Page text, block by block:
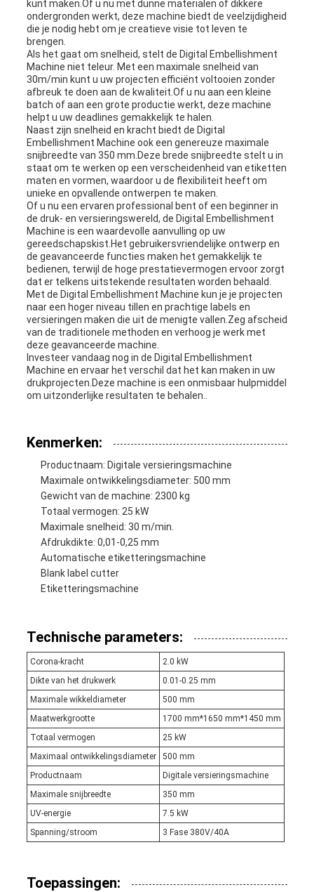
kunt maken.Of u nu met dunne materialen of dikkere
ondergronden werkt, deze machine biedt de veelzijdigheid
die je nodig hebt om je creatieve visie tot leven te
brengen.
Als het gaat om snelheid, stelt de Digital Embellishment
Machine niet teleur. Met een maximale snelheid van
30m/min kunt u uw projecten efficiënt voltooien zonder
afbreuk te doen aan de kwaliteit.Of u nu aan een kleine
batch of aan een grote productie werkt, deze machine
helpt u uw deadlines gemakkelijk te halen.
Naast zijn snelheid en kracht biedt de Digital
Embellishment Machine ook een genereuze maximale
snijbreedte van 350 mm.Deze brede snijbreedte stelt u in
staat om te werken op een verscheidenheid van etiketten
maten en vormen, waardoor u de flexibiliteit heeft om
unieke en opvallende ontwerpen te maken.
Of u nu een ervaren professional bent of een beginner in
de druk- en versieringswereld, de Digital Embellishment
Machine is een waardevolle aanvulling op uw
gereedschapskist.Het gebruikersvriendelijke ontwerp en
de geavanceerde functies maken het gemakkelijk te
bedienen, terwijl de hoge prestatievermogen ervoor zorgt
dat er telkens uitstekende resultaten worden behaald.
Met de Digital Embellishment Machine kun je je projecten
naar een hoger niveau tillen en prachtige labels en
versieringen maken die uit de menigte vallen.Zeg afscheid
van de traditionele methoden en verhoog je werk met
deze geavanceerde machine.
Investeer vandaag nog in de Digital Embellishment
Machine en ervaar het verschil dat het kan maken in uw
drukprojecten.Deze machine is een onmisbaar hulpmiddel
om uitzonderlijke resultaten te behalen..
Kenmerken:
Productnaam: Digitale versieringsmachine
Maximale ontwikkelingsdiameter: 500 mm
Gewicht van de machine: 2300 kg
Totaal vermogen: 25 kW
Maximale snelheid: 30 m/min.
Afdrukdikte: 0,01-0,25 mm
Automatische etiketteringsmachine
Blank label cutter
Etiketteringsmachine
Technische parameters:
Corona-kracht
2.0 kW
Dikte van het drukwerk
0.01-0.25 mm
Maximale wikkeldiameter
500 mm
Maatwerkgrootte
1700 mm*1650 mm*1450 mm
Totaal vermogen
25 kW
Maximaal ontwikkelingsdiameter
500 mm
Productnaam
Digitale versieringsmachine
Maximale snijbreedte
350 mm
UV-energie
7.5 kW
Spanning/stroom
3 Fase 380V/40A
Toepassingen: